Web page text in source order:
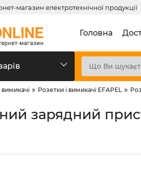
магазин електротехнічної продукції
Головна
вимикачі Розетки і вимикачі EFAPEL
зарядний